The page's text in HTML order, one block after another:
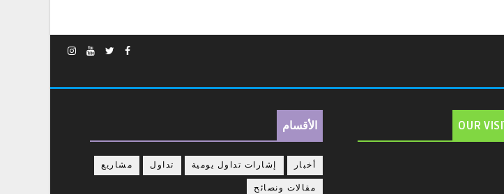
الأقسام
أخبار إشارات تداول يومية تداول مشاريع
مقالات ونصائح